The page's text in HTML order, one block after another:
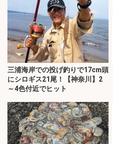
三浦海岸での投げ釣りで17cm頭
にシロギス21尾！【神奈川】2
～4色付近でヒット